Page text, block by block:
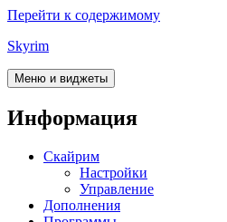
Перейти к содержимому
Skyrim
Меню и виджеты
Информация
Скайрим
Настройки
Управление
Дополнения